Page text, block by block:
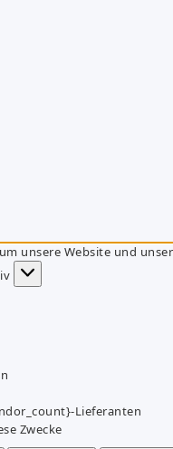
unsere Website und
Lieferanten
Zwecke